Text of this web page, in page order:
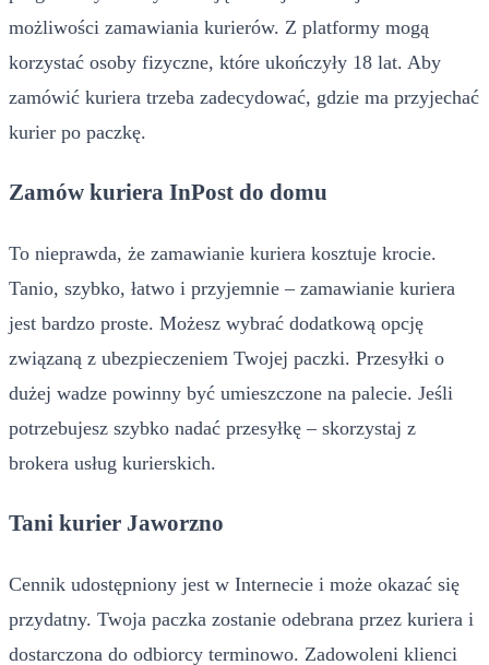
możliwości zamawiania kurierów. Z platformy mogą
korzystać osoby fizyczne, które ukończyły 18 lat. Aby
zamówić kuriera trzeba zadecydować, gdzie ma przyjechać
kurier po paczkę.
Zamów kuriera InPost do domu
To nieprawda, że zamawianie kuriera kosztuje krocie.
Tanio, szybko, łatwo i przyjemnie – zamawianie kuriera
jest bardzo proste. Możesz wybrać dodatkową opcję
związaną z ubezpieczeniem Twojej paczki. Przesyłki o
dużej wadze powinny być umieszczone na palecie. Jeśli
potrzebujesz szybko nadać przesyłkę – skorzystaj z
brokera usług kurierskich.
Tani kurier Jaworzno
Cennik udostępniony jest w Internecie i może okazać się
przydatny. Twoja paczka zostanie odebrana przez kuriera i
dostarczona do odbiorcy terminowo. Zadowoleni klienci